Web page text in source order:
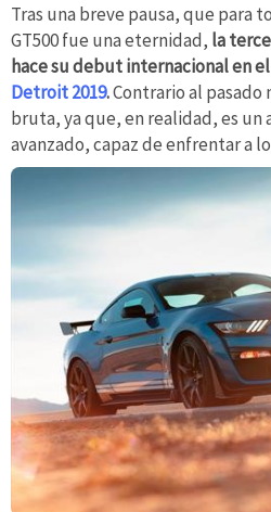
Tras una breve pausa, que para
GT500 fue una eternidad, la
hace su debut internacional en
Detroit 2019.Contrario al pasado
bruta, ya que, en realidad, es
avanzado, capaz de enfrentar a